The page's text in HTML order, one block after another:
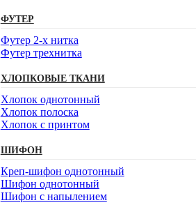
ФУТЕР
Футер 2-х нитка
Футер трехнитка
ХЛОПКОВЫЕ ТКАНИ
Хлопок однотонный
Хлопок полоска
Хлопок с принтом
ШИФОН
Креп-шифон однотонный
Шифон однотонный
Шифон с напылением